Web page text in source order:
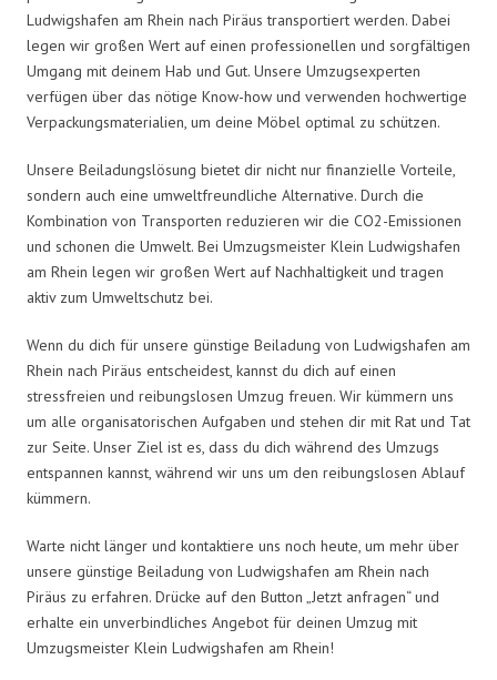
Ludwigshafen am Rhein nach Piräus transportiert werden. Dabei
legen wir großen Wert auf einen professionellen und sorgfältigen
Umgang mit deinem Hab und Gut. Unsere Umzugsexperten
verfügen über das nötige Know-how und verwenden hochwertige
Verpackungsmaterialien, um deine Möbel optimal zu schützen.
Unsere Beiladungslösung bietet dir nicht nur finanzielle Vorteile,
sondern auch eine umweltfreundliche Alternative. Durch die
Kombination von Transporten reduzieren wir die CO2-Emissionen
und schonen die Umwelt. Bei Umzugsmeister Klein Ludwigshafen
am Rhein legen wir großen Wert auf Nachhaltigkeit und tragen
aktiv zum Umweltschutz bei.
Wenn du dich für unsere günstige Beiladung von Ludwigshafen am
Rhein nach Piräus entscheidest, kannst du dich auf einen
stressfreien und reibungslosen Umzug freuen. Wir kümmern uns
um alle organisatorischen Aufgaben und stehen dir mit Rat und Tat
zur Seite. Unser Ziel ist es, dass du dich während des Umzugs
entspannen kannst, während wir uns um den reibungslosen Ablauf
kümmern.
Warte nicht länger und kontaktiere uns noch heute, um mehr über
unsere günstige Beiladung von Ludwigshafen am Rhein nach
Piräus zu erfahren. Drücke auf den Button „Jetzt anfragen“ und
erhalte ein unverbindliches Angebot für deinen Umzug mit
Umzugsmeister Klein Ludwigshafen am Rhein!